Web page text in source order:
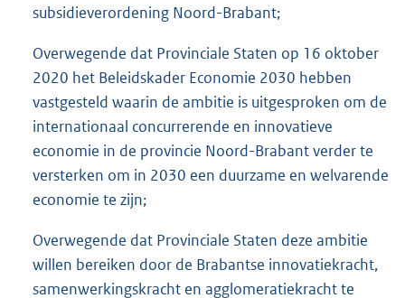
subsidieverordening Noord-Brabant;
Overwegende dat Provinciale Staten op 16 oktober
2020 het Beleidskader Economie 2030 hebben
vastgesteld waarin de ambitie is uitgesproken om de
internationaal concurrerende en innovatieve
economie in de provincie Noord-Brabant verder te
versterken om in 2030 een duurzame en welvarende
economie te zijn;
Overwegende dat Provinciale Staten deze ambitie
willen bereiken door de Brabantse innovatiekracht,
samenwerkingskracht en agglomeratiekracht te